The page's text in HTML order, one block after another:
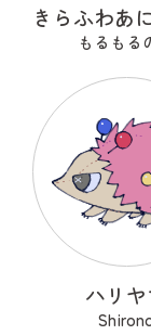
もるもる
ハリヤ